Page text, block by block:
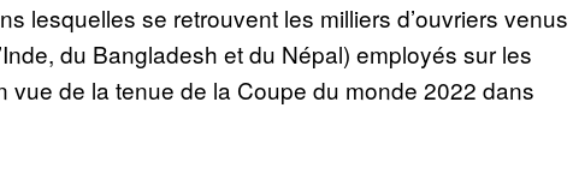
lesquelles se retrouvent les milliers d’ouvriers venus
du Bangladesh et du Népal) employés sur les
de la tenue de la Coupe du monde 2022 dans